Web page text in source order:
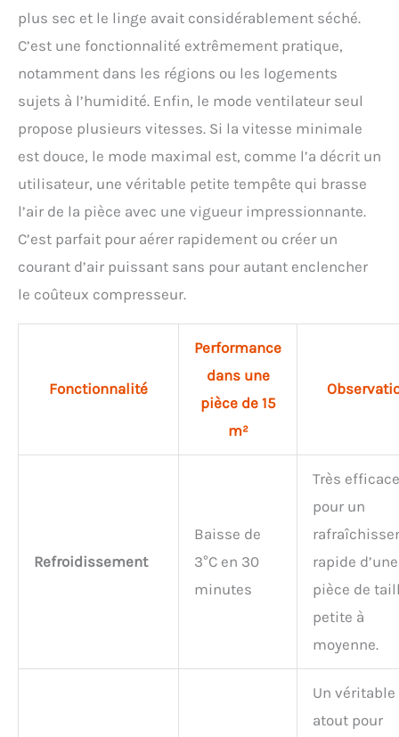
plus sec et le linge avait considérablement séché.
C’est une fonctionnalité extrêmement pratique,
notamment dans les régions ou les logements
sujets à l’humidité. Enfin, le mode ventilateur seul
propose plusieurs vitesses. Si la vitesse minimale
est douce, le mode maximal est, comme l’a décrit un
utilisateur, une véritable petite tempête qui brasse
l’air de la pièce avec une vigueur impressionnante.
C’est parfait pour aérer rapidement ou créer un
courant d’air puissant sans pour autant enclencher
le coûteux compresseur.
Fonctionnalité
Performance
dans une
pièce de 15
m²
Refroidissement
Baisse de
3°C en 30
minutes
Très efficace
pour un
rapide d’une
pièce de
petite à
moyenne.
Un véritable
atout pour